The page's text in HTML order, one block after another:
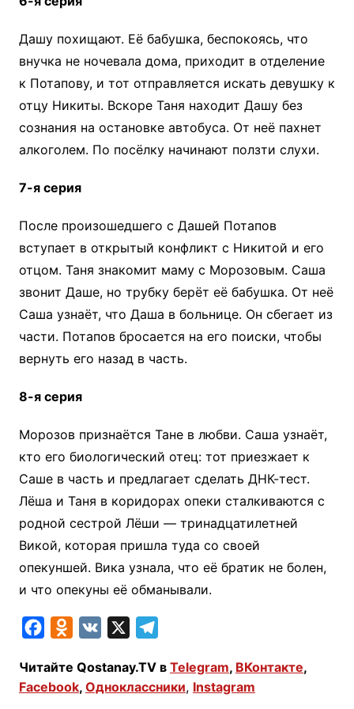
Дашу похищают. Её бабушка, беспокоясь, что
внучка не ночевала дома, приходит в отделение
к Потапову, и тот отправляется искать девушку к
отцу Никиты. Вскоре Таня находит Дашу без
сознания на остановке автобуса. От неё пахнет
алкоголем. По посёлку начинают ползти слухи.
7-я серия
После произошедшего с Дашей Потапов
вступает в открытый конфликт с Никитой и его
отцом. Таня знакомит маму с Морозовым. Саша
звонит Даше, но трубку берёт её бабушка. От неё
Саша узнаёт, что Даша в больнице. Он сбегает из
части. Потапов бросается на его поиски, чтобы
вернуть его назад в часть.
8-я серия
Морозов признаётся Тане в любви. Саша узнаёт,
кто его биологический отец: тот приезжает к
Саше в часть и предлагает сделать ДНК-тест.
Лёша и Таня в коридорах опеки сталкиваются с
родной сестрой Лёши — тринадцатилетней
Викой, которая пришла туда со своей
опекуншей. Вика узнала, что её братик не болен,
и что опекуны её обманывали.
c
e
n
o
l
e
Читайте Qostanay.TV в Telegram, ВКонтакте,
Facebook, Одноклассники, Instagram